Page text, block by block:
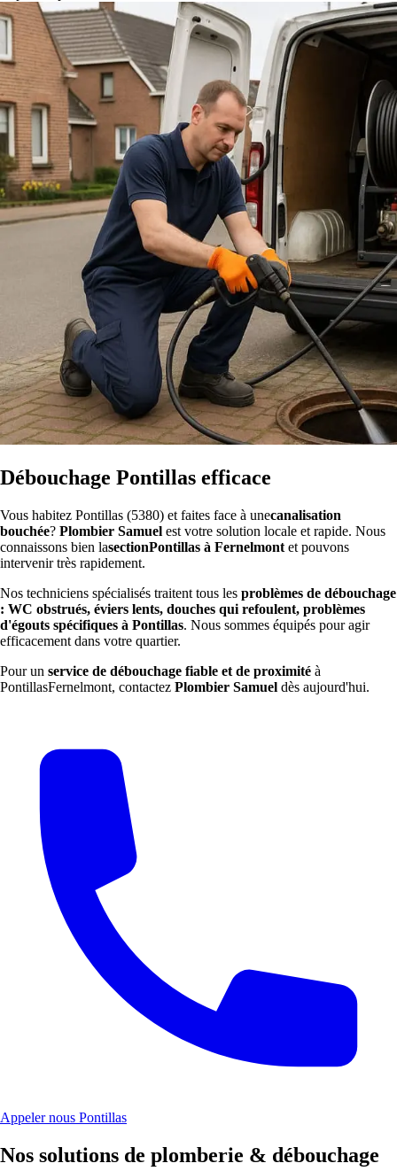
Débouchage Pontillas efficace
Vous habitez Pontillas (5380) et faites face à unecanalisation
bouchée? Plombier Samuel est votre solution locale et rapide. Nous
connaissons bien lasectionPontillas à Fernelmont et pouvons
intervenir très rapidement.
Nos techniciens spécialisés traitent tous les problèmes de débouchage
: WC obstrués, éviers lents, douches qui refoulent, problèmes
d'égouts spécifiques à Pontillas. Nous sommes équipés pour agir
efficacement dans votre quartier.
Pour un service de débouchage fiable et de proximité à
PontillasFernelmont, contactez Plombier Samuel dès aujourd'hui.
Appeler nous Pontillas
Nos solutions de plomberie & débouchage